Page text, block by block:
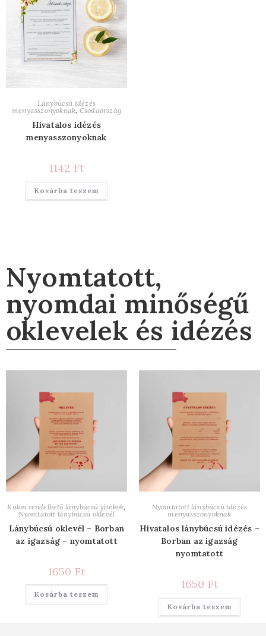
Lánybúcsú idézés
menyasszonyoknak Csodaország
Hivatalos idézés
menyasszonyoknak
1142 Ft
Kosárba teszem
Nyomtatott,
nyomdai minőségű
oklevelek és idézés
Külön rendelhető lánybúcsú játékok
Nyomtatott lánybúcsú oklevél
Lánybúcsú oklevél – Borban
az igazság – nyomtatott
1650 Ft
Kosárba teszem
Nyomtatott lánybúcsú idézés
menyasszonyoknak
Hivatalos lánybúcsú idézés –
Borban az igazság
nyomtatott
1650 Ft
Kosárba teszem